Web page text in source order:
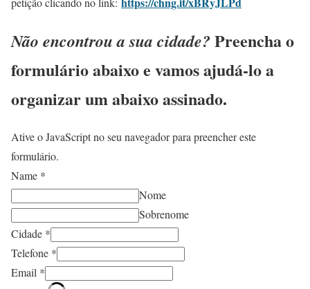
Não encontrou a sua cidade?Preencha o
formulário abaixo e vamos ajudá-lo a
organizar um abaixo assinado.
Ative o JavaScript no seu navegador para preencher este
formulário.
Name *
Nome
Sobrenome
Cidade *
Telefone *
Email *